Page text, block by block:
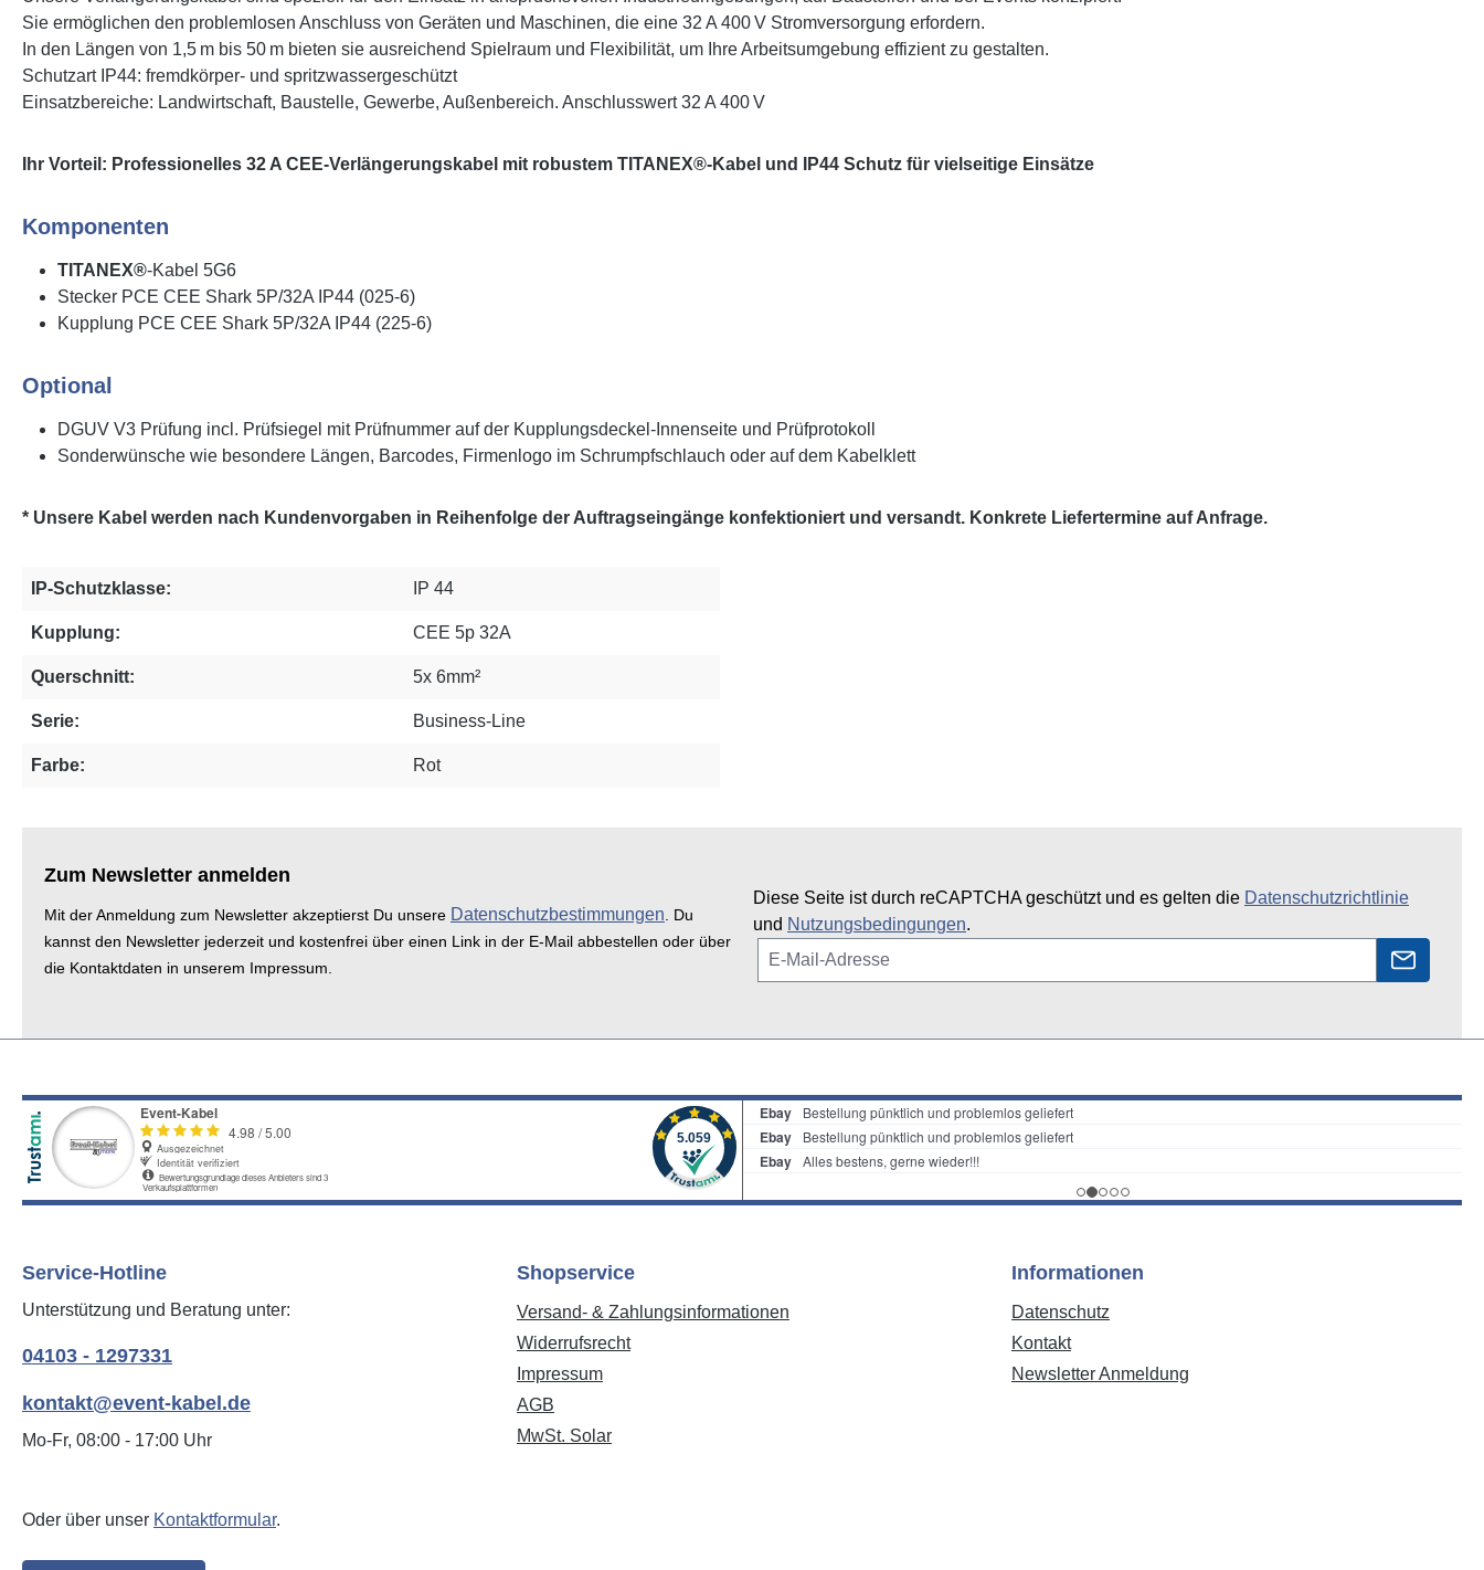
Sie ermöglichen den problemlosen Anschluss von Geräten und Maschinen, die eine 32 A 400 V Stromversorgung erfordern.
In den Längen von 1,5 m bis 50 m bieten sie ausreichend Spielraum und Flexibilität, um Ihre Arbeitsumgebung effizient zu gestalten.
Schutzart IP44: fremdkörper- und spritzwassergeschützt
Einsatzbereiche: Landwirtschaft, Baustelle, Gewerbe, Außenbereich. Anschlusswert 32 A 400 V
Ihr Vorteil: Professionelles 32 A CEE-Verlängerungskabel mit robustem TITANEX®-Kabel und IP44 Schutz für vielseitige Einsätze
Komponenten
TITANEX®-Kabel 5G6
Stecker PCE CEE Shark 5P/32A IP44 (025-6)
Kupplung PCE CEE Shark 5P/32A IP44 (225-6)
Optional
DGUV V3 Prüfung incl. Prüfsiegel mit Prüfnummer auf der Kupplungsdeckel-Innenseite und Prüfprotokoll
Sonderwünsche wie besondere Längen, Barcodes, Firmenlogo im Schrumpfschlauch oder auf dem Kabelklett
* Unsere Kabel werden nach Kundenvorgaben in Reihenfolge der Auftragseingänge konfektioniert und versandt. Konkrete Liefertermine auf Anfrage.
IP-Schutzklasse: IP 44
Kupplung: CEE 5p 32A
Querschnitt: 5x 6mm²
Serie: Business-Line
Farbe: Rot
Zum Newsletter anmelden
Mit der Anmeldung zum Newsletter akzeptierst Du unsere Datenschutzbestimmungen. Du
kannst den Newsletter jederzeit und kostenfrei über einen Link in der E-Mail abbestellen oder über
die Kontaktdaten in unserem Impressum.
Diese Seite ist durch reCAPTCHA geschützt und es gelten die Datenschutzrichtlinie
und Nutzungsbedingungen.
Service-Hotline
Unterstützung und Beratung unter:
04103 - 1297331
kontakt@event-kabel.de
Mo-Fr, 08:00 - 17:00 Uhr
Oder über unser Kontaktformular.
Shopservice
Versand- & Zahlungsinformationen
Widerrufsrecht
Impressum
AGB
MwSt. Solar
Informationen
Datenschutz
Kontakt
Newsletter Anmeldung